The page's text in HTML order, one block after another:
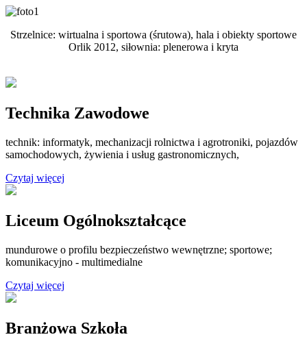
Strzelnice: wirtualna i sportowa (śrutowa), hala i obiekty sportowe
Orlik 2012, siłownia: plenerowa i kryta
Technika Zawodowe
technik: informatyk, mechanizacji rolnictwa i agrotroniki, pojazdów
samochodowych, żywienia i usług gastronomicznych,
Czytaj więcej
Liceum Ogólnokształcące
mundurowe o profilu bezpieczeństwo wewnętrzne; sportowe;
komunikacyjno - multimedialne
Czytaj więcej
Branżowa Szkoła